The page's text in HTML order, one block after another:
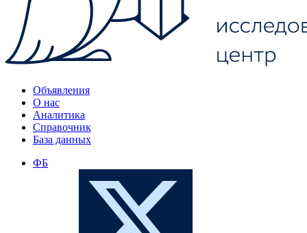
Объявления
О нас
Аналитика
Справочник
База данных
ФБ